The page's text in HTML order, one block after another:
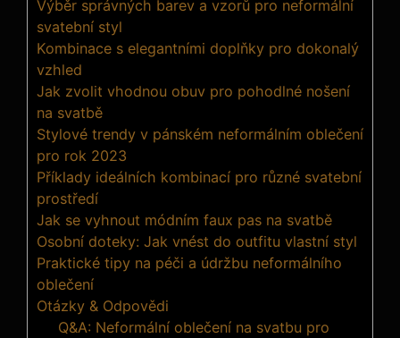
Výběr správných barev a vzorů pro neformální
svatební styl
Kombinace s elegantními doplňky pro dokonalý
vzhled
Jak zvolit vhodnou obuv pro ⁤pohodlné nošení
na svatbě
Stylové trendy v pánském neformálním oblečení
pro rok 2023
Příklady ideálních ‌kombinací pro různé svatební
prostředí
Jak se vyhnout módním faux pas na svatbě
Osobní doteky: Jak vnést do outfitu vlastní styl
Praktické tipy na⁢ péči a údržbu neformálního
oblečení
Otázky & Odpovědi
Q&A: Neformální oblečení na svatbu pro